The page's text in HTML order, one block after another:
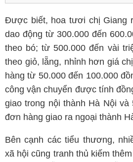
Được biết, hoa tươi chị Giang
dao động từ 300.000 đến
theo bó; từ 500.000 đến vài
theo giỏ, lẵng, nhỉnh hơn giá
hàng từ 50.000 đến 100.000
công vận chuyển được tính
giao trong nội thành Hà Nội và
đơn hàng giao ra ngoại thành
Bên cạnh các tiểu thương,
xã hội cũng tranh thủ kiếm